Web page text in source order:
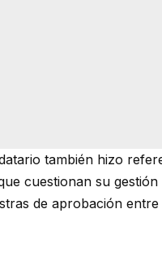
también hizo
cuestionan su
de aprobación